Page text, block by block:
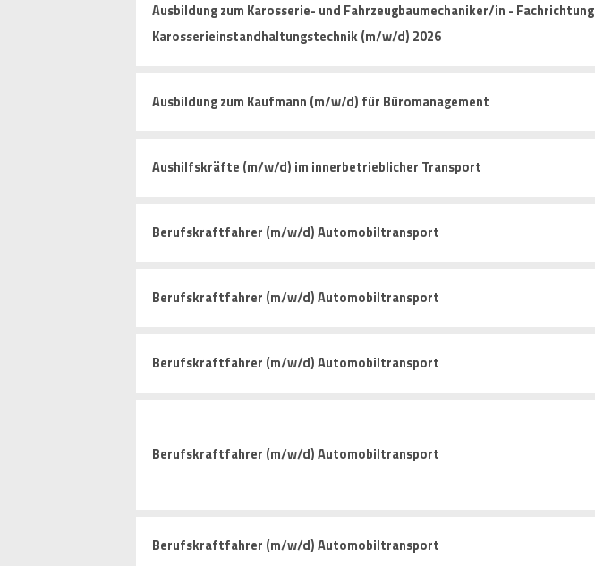
Ausbildung zum Karosserie- und Fahrzeugbaumechaniker/in - Fachrichtung
Karosserieinstandhaltungstechnik (m/w/d) 2026
Ausbildung zum Kaufmann (m/w/d) für Büromanagement
Aushilfskräfte (m/w/d) im innerbetrieblicher Transport
Berufskraftfahrer (m/w/d) Automobiltransport
Berufskraftfahrer (m/w/d) Automobiltransport
Berufskraftfahrer (m/w/d) Automobiltransport
Berufskraftfahrer (m/w/d) Automobiltransport
Berufskraftfahrer (m/w/d) Automobiltransport